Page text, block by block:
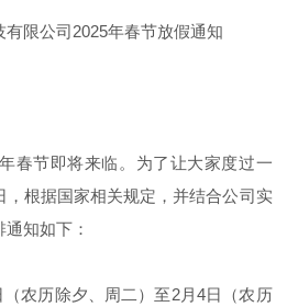
限公司2025年春节放假通知
春节即将来临。为了让大家度过一
根据国家相关规定，并结合公司实
知如下：
农历除夕、周二）至2月4日（农历